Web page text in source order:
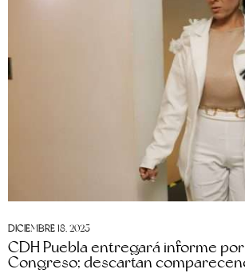
DICIEMBRE 18, 2025
CDH Puebla entregará informe
Congreso; descartan